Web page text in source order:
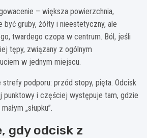
– większa powierzchnia,
być gruby, żółty i nieestetyczny, ale
twardego czopa w centrum. Ból, jeśli
tępy, związany z ogólnym
w jednym miejscu.
podporu: przód stopy, pięta. Odcisk
punktowy i częściej występuje tam, gdzie
„słupku”.
gdy odcisk z